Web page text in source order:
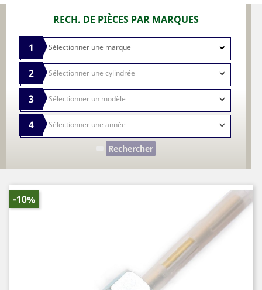
RECH. DE PIÈCES PAR MARQUES
1
2
3
4
Rechercher
-10%